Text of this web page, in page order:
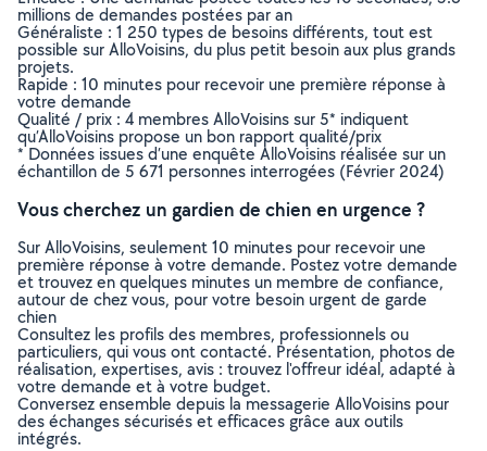
millions de demandes postées par an
Généraliste : 1 250 types de besoins différents, tout est
possible sur AlloVoisins, du plus petit besoin aux plus grands
projets.
Rapide : 10 minutes pour recevoir une première réponse à
votre demande
Qualité / prix : 4 membres AlloVoisins sur 5* indiquent
qu’AlloVoisins propose un bon rapport qualité/prix
* Données issues d’une enquête AlloVoisins réalisée sur un
échantillon de 5 671 personnes interrogées (Février 2024)
Vous cherchez un gardien de chien en urgence ?
Sur AlloVoisins, seulement 10 minutes pour recevoir une
première réponse à votre demande. Postez votre demande
et trouvez en quelques minutes un membre de confiance,
autour de chez vous, pour votre besoin urgent de garde
chien
Consultez les profils des membres, professionnels ou
particuliers, qui vous ont contacté. Présentation, photos de
réalisation, expertises, avis : trouvez l'offreur idéal, adapté à
votre demande et à votre budget.
Conversez ensemble depuis la messagerie AlloVoisins pour
des échanges sécurisés et efficaces grâce aux outils
intégrés.